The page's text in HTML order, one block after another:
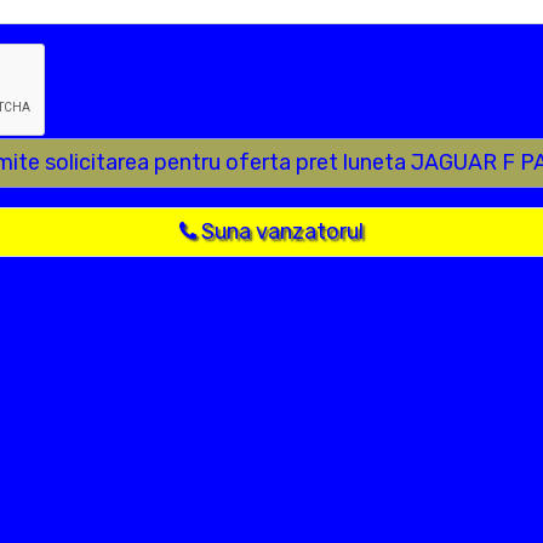
solicitarea pentru oferta pret luneta JAGUAR F
Suna vanzatorul